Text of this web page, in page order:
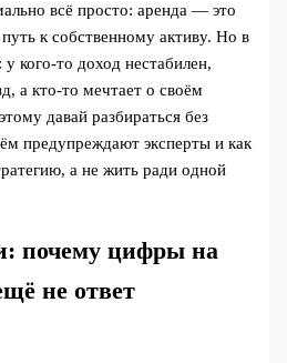
всё просто: аренда — это
к собственному активу. Но в
кого‑то доход нестабилен,
а кто‑то мечтает о своём
давай разбираться без
предупреждают эксперты и как
а не жить ради одной
почему цифры на
не ответ